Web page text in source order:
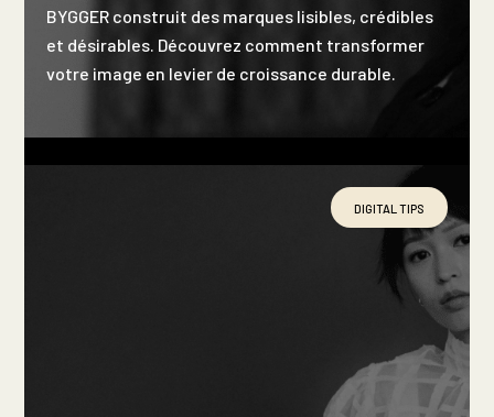
BYGGER construit des marques lisibles, crédibles
et désirables. Découvrez comment transformer
votre image en levier de croissance durable.
DIGITAL TIPS